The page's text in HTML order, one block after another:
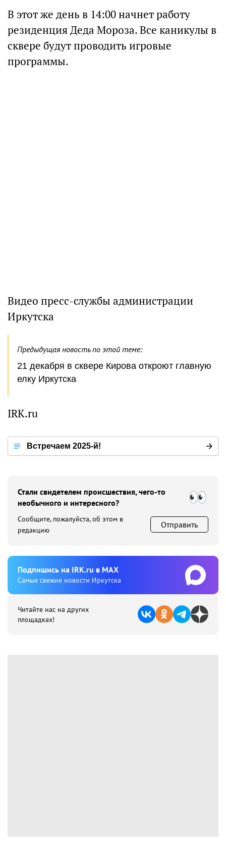
В этот же день в 14:00 начнет работу
резиденция Деда Мороза. Все каникулы в
сквере будут проводить игровые
программы.
Видео пресс-службы администрации
Иркутска
Предыдущая новость по этой теме:
21 декабря в сквере Кирова откроют главную
елку Иркутска
IRK.ru
Встречаем 2025-й!
Стали свидетелем происшествия, чего-то
необычного и интересного?
Сообщите, пожалуйста, об этом в
редакцию
Отправить
Подпишиcь на IRK.ru в MAX
Cамые свежие новости Иркутска
Читайте нас на других
площадках!